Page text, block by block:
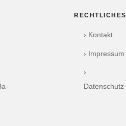
RECHTLICHES
› Kontakt
› Impressum
›
Datenschutz